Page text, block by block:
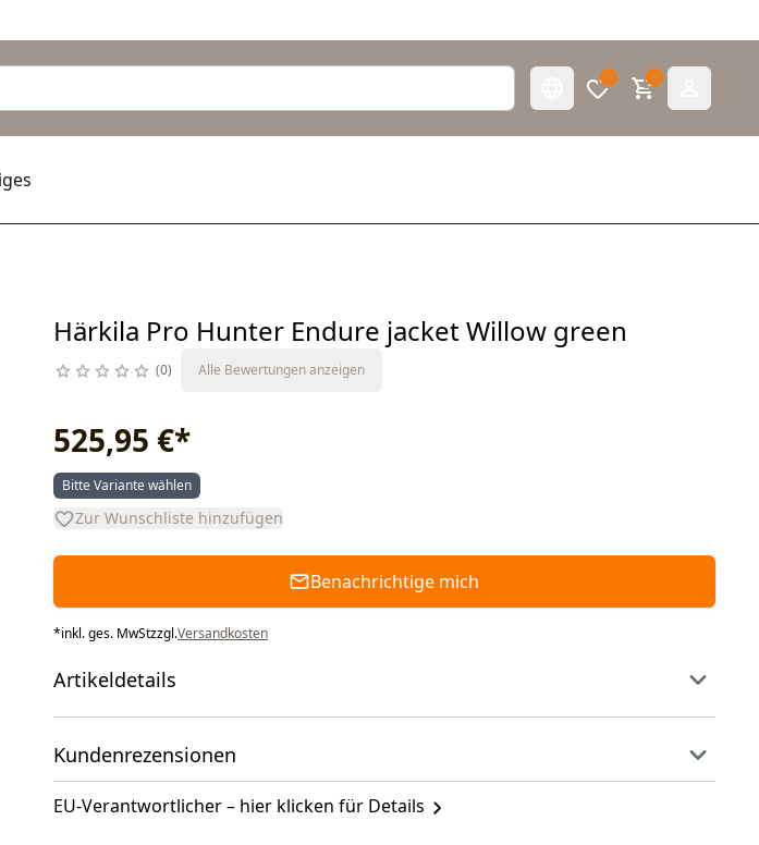
0 0
Härkila Pro Hunter Endure jacket Willow green
0 Alle Bewertungen anzeigen
525,95 €*
Bitte Variante wählen
Zur Wunschliste hinzufügen
Benachrichtige mich
*inkl. ges. MwStzzgl.Versandkosten
Artikeldetails
Kundenrezensionen
EU-Verantwortlicher – hier klicken für Details